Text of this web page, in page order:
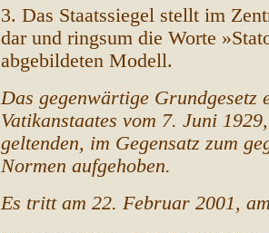
3. Das Staatssiegel stellt im
dar und ringsum die Worte
abgebildeten Modell.
Das gegenwärtige Grundgesetz
Vatikanstaates vom 7. Juni
geltenden, im Gegensatz zum
Normen aufgehoben.
Es tritt am 22. Februar 2001,